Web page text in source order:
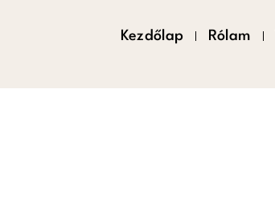
Kezdőlap Rólam